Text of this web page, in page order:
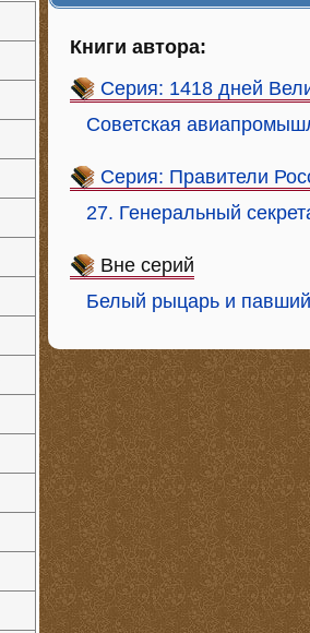
Книги автора:
Серия: 1418 дней
Советская
Серия: Правители
27. Генеральный
Вне серий
Белый рыцарь и